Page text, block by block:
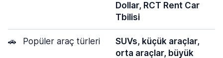
Dollar, RCT Rent Car
Tbilisi
🚗 Popüler araç türleri
SUVs, küçük araçlar,
orta araçlar, büyük